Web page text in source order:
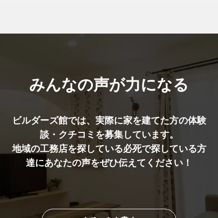
みんなの声が力になる
ビルダーズ館では、実際に家を建てた⽅の体験
談・クチコミを募集しています。
地域の工務店を探している必死で探している方
達にあなたの声をぜひ伝えてください！